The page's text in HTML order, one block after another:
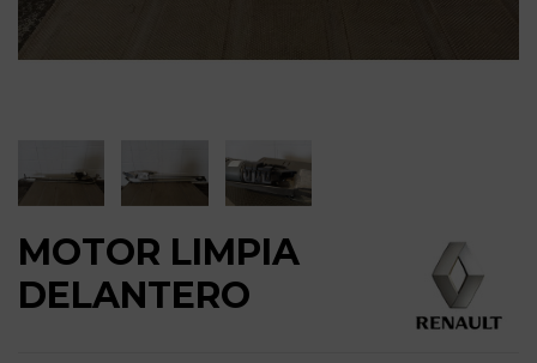
MOTOR LIMPIA
DELANTERO